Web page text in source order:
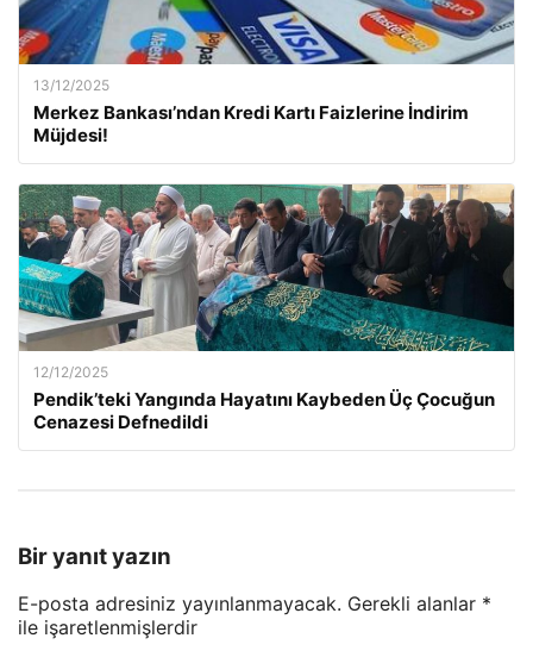
13/12/2025
Merkez Bankası’ndan Kredi Kartı Faizlerine İndirim
Müjdesi!
12/12/2025
Pendik’teki Yangında Hayatını Kaybeden Üç Çocuğun
Cenazesi Defnedildi
Bir yanıt yazın
E-posta adresiniz yayınlanmayacak. Gerekli alanlar *
ile işaretlenmişlerdir